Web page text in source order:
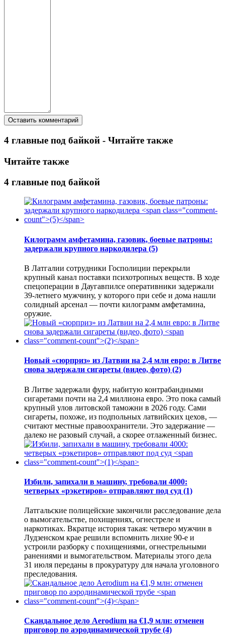
4 главные под байкой - Читайте также
Читайте также
4 главные под байкой
Килограмм амфетамина, газовик, боевые патроны:
задержали крупного наркодилера (5)
В Латгалии сотрудники Госполиции перекрыли
крупный канал поставки психотропных веществ. В ходе
спецоперации в Даугавпилсе оперативники задержали
39-летнего мужчину, у которого при себе и дома нашли
солидный арсенал — почти килограмм амфетамина,
оружие.
Новый «сюрприз» из Латвии на 2,4 млн евро: в Литве
снова задержали сигареты (видео, фото) (2)
В Литве задержали фуру, набитую контрабандными
сигаретами почти на 2,4 миллиона евро. Это пока самый
крупный улов литовской таможни в 2026 году. Сами
сигареты, похоже, из подпольных латвийских цехов, —
считают местные правоохранители. Это задержание —
далеко не разовый случай, а скорее отлаженный бизнес.
Избили, запихали в машину, требовали 4000:
четверых «рэкетиров» отправляют под суд (1)
Латгальские полицейские закончили расследование дела
о вымогательстве, похищениях, огнестреле и
наркотиках. Вкратце история такая: четверо мужчин в
Лудзенском крае решили вспомнить лихие 90-е и
устроили разборку с похищениями, огнестрельными
ранениями и вымогательством. Материалы этого дела
31 июля переданы в прокуратуру для начала уголовного
преследования.
Скандальное дело Aerodium на €1,9 млн: отменен
приговор по аэродинамической трубе (4)